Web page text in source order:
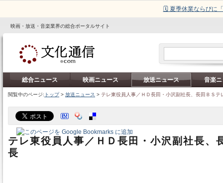
🗓️ 夏季休業ならびに
映画・放送・音楽業界の総合ポータルサイト
総合ニュース 映画ニュース 放送ニュース 音楽
閲覧中のページ: トップ> 放送ニュース > テレ東役員人事／ＨＤ長田・小沢副社長、長田ＢＳテ
テレ東役員人事／ＨＤ長田・小沢副社長、
長